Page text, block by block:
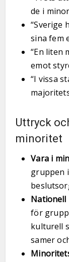
de i
“Sverige
sina fem
“En liten
emot
“I vissa
Uttryck
minoritet
Vara i
gruppen
för
kulturell
samer